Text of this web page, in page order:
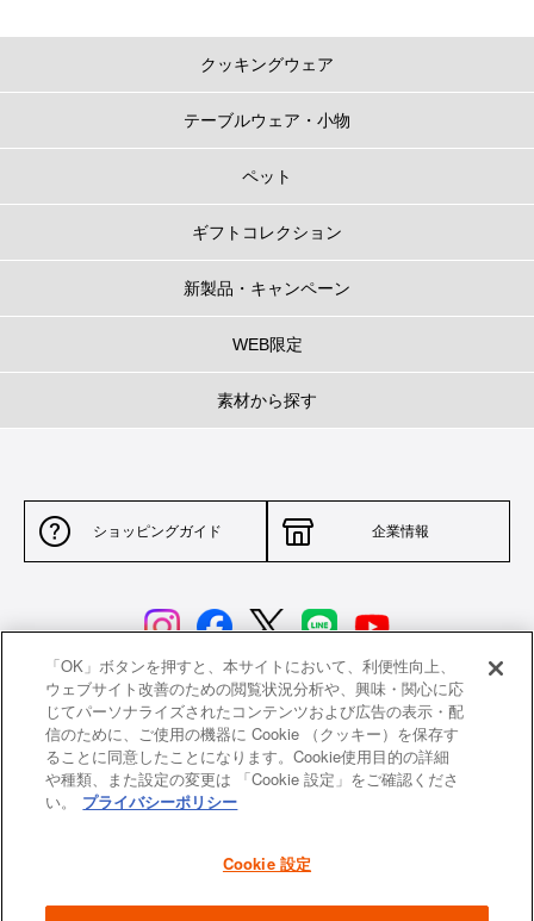
クッキングウェア
テーブルウェア・小物
ペット
ギフトコレクション
新製品・キャンペーン
WEB限定
素材から探す
ショッピングガイド 企業情報
サイトポリシー 特定商取引法に基づく表示
並行輸入品について 個人情報保護方針
返品について
よくあるご質問 お問い合わせ
「OK」ボタンを押すと、本サイトにおいて、利便性向上、
ウェブサイト改善のための閲覧状況分析や、興味・関心に応
じてパーソナライズされたコンテンツおよび広告の表示・配
信のために、ご使用の機器に Cookie （クッキー）を保存す
ることに同意したことになります。Cookie使用目的の詳細
や種類、また設定の変更は 「Cookie 設定」をご確認くださ
い。
プライバシーポリシー
Cookie 設定